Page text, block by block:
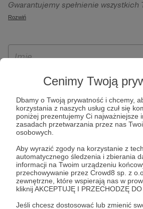
Cenimy Twoją
Dbamy o Twoją prywatność i chcemy,
korzystania z naszych usług czuł się
poniżej prezentujemy Ci najważniejsze
zasadach przetwarzania przez nas
osobowych.
Aby wyrazić zgody na korzystanie z
automatycznego śledzenia i zbierania
informacji na Twoim urządzeniu
przechowywanie przez Crowd8 sp. z
zewnętrzne, które wspierają nas w
kliknij AKCEPTUJĘ I PRZECHODZĘ DO
Jeśli chcesz dostosować lub zmienić
szczególności w celu wykonania
Patronite.pl, w tym możliwości
otrzymywania wsparcia na naszej
Gwarantujemy spełnienie wszystkich
wynikających z ogólnego
ich przenoszenia, niepodlegania
wyrażenia sprzeciwu wobec
osobowych. Rejestracja dla osób
jest po przekazaniu podpisanego
założenie konta przez osobę
dostępny jest na stronie regulaminu
Rozwiń